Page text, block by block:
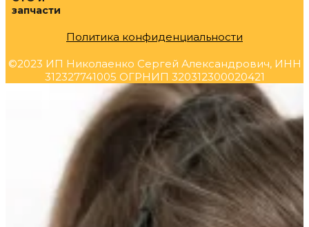
запчасти
Политика конфиденциальности
©2023 ИП Николаенко Сергей Александрович, ИНН
312327741005 ОГРНИП 320312300020421